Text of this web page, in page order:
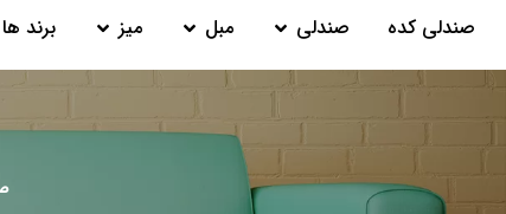
صندلی کده صندلی مبل میز برند ها